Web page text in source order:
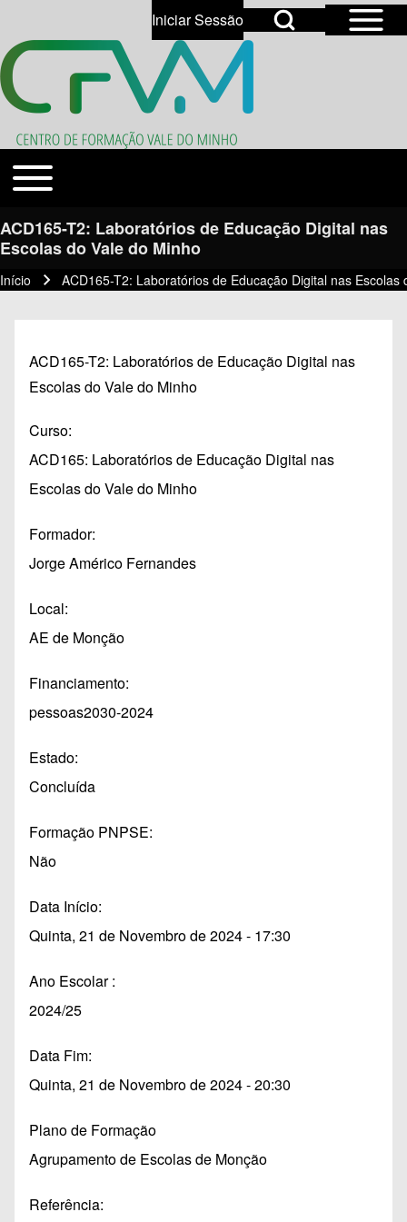
Close search
Search
Open Sidebar
Open Search Block
User account menu
Iniciar SessãoOpen login dialog
Temas
Toggle main menu
ACD165-T2: Laboratórios de Educação Digital nas
Escolas do Vale do Minho
Navegação estrutural
Início ACD165-T2: Laboratórios de Educação Digital nas Escolas
ACD165-T2: Laboratórios de Educação Digital nas
Escolas do Vale do Minho
Curso
ACD165: Laboratórios de Educação Digital nas
Escolas do Vale do Minho
Formador
Jorge Américo Fernandes
Local
AE de Monção
Financiamento
pessoas2030-2024
Estado
Concluída
Formação PNPSE
Não
Data Início
Quinta, 21 de Novembro de 2024 - 17:30
Ano Escolar
2024/25
Data Fim
Quinta, 21 de Novembro de 2024 - 20:30
Plano de Formação
Agrupamento de Escolas de Monção
Referência